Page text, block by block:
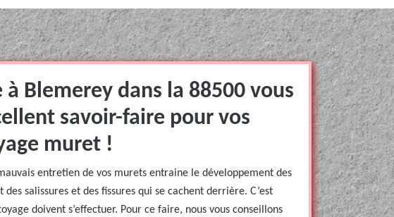
à Blemerey dans la 88500 vous
savoir-faire pour vos
muret !
entretien de vos murets entraine le développement des
des salissures et des fissures qui se cachent derrière. C’est
doivent s’effectuer. Pour ce faire, nous vous conseillons